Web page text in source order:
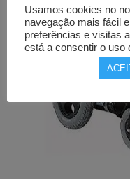
Usamos cookies no
navegação mais fácil
preferências e visitas
está a consentir o uso